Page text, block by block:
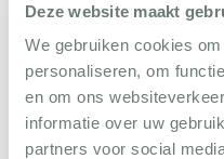
Deze website maakt
We gebruiken cookies
personaliseren, om
en om ons
informatie over uw
partners voor social
Rouret aus können Sie
schöne Spatziergänge.
die Blumen für die
Jasmin, Rosen und
Beispiel für ein noch